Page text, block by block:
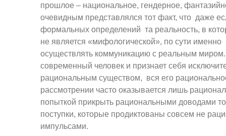
прошлое – национальное, гендерное,
очевидным представлялся тот факт, что даже
формальных определений та реальность, в
не является «мифологической», по сути
осуществлять коммуникацию с реальным
современный человек и признает себя
рациональным существом, вся его
рассмотрении часто оказывается лишь
попыткой прикрыть рациональными доводами
поступки, которые продиктованы совсем не
импульсами.